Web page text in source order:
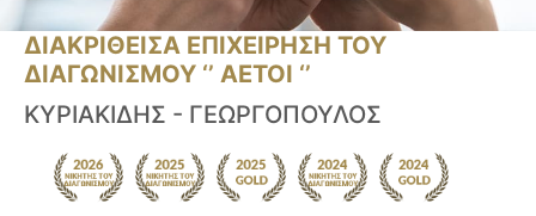
ΔΙΑΚΡΙΘΕΙΣΑ ΕΠΙΧΕΙΡΗΣΗ ΤΟΥ
ΔΙΑΓΩΝΙΣΜΟΥ ‘’ ΑΕΤΟΙ ‘’
ΚΥΡΙΑΚΙΔΗΣ - ΓΕΩΡΓΟΠΟΥΛΟΣ